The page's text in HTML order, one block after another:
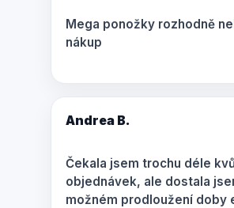
Mega ponožky rozhodně
nákup
Andrea B.
Čekala jsem trochu déle
objednávek, ale dostala
možném prodloužení doby